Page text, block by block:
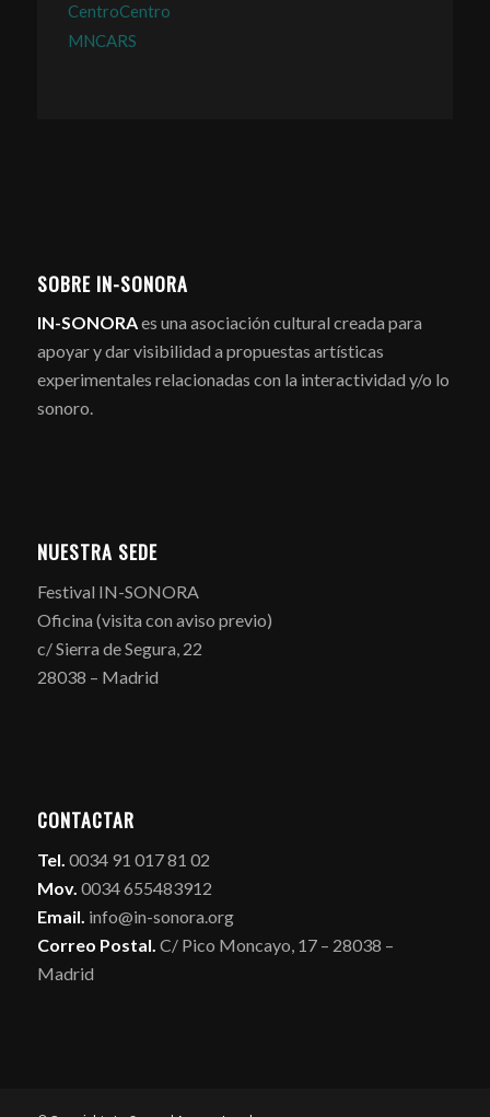
CentroCentro
MNCARS
SOBRE IN-SONORA
IN-SONORAes una asociación cultural creada para
apoyar y dar visibilidad a propuestas artísticas
experimentales relacionadas con la interactividad y/o lo
sonoro.
NUESTRA SEDE
Festival IN-SONORA
Oficina (visita con aviso previo)
c/ Sierra de Segura, 22
28038 – Madrid
CONTACTAR
Tel. 0034 91 017 81 02
Mov. 0034 655483912
Email. info@in-sonora.org
Correo Postal. C/ Pico Moncayo, 17 – 28038 –
Madrid